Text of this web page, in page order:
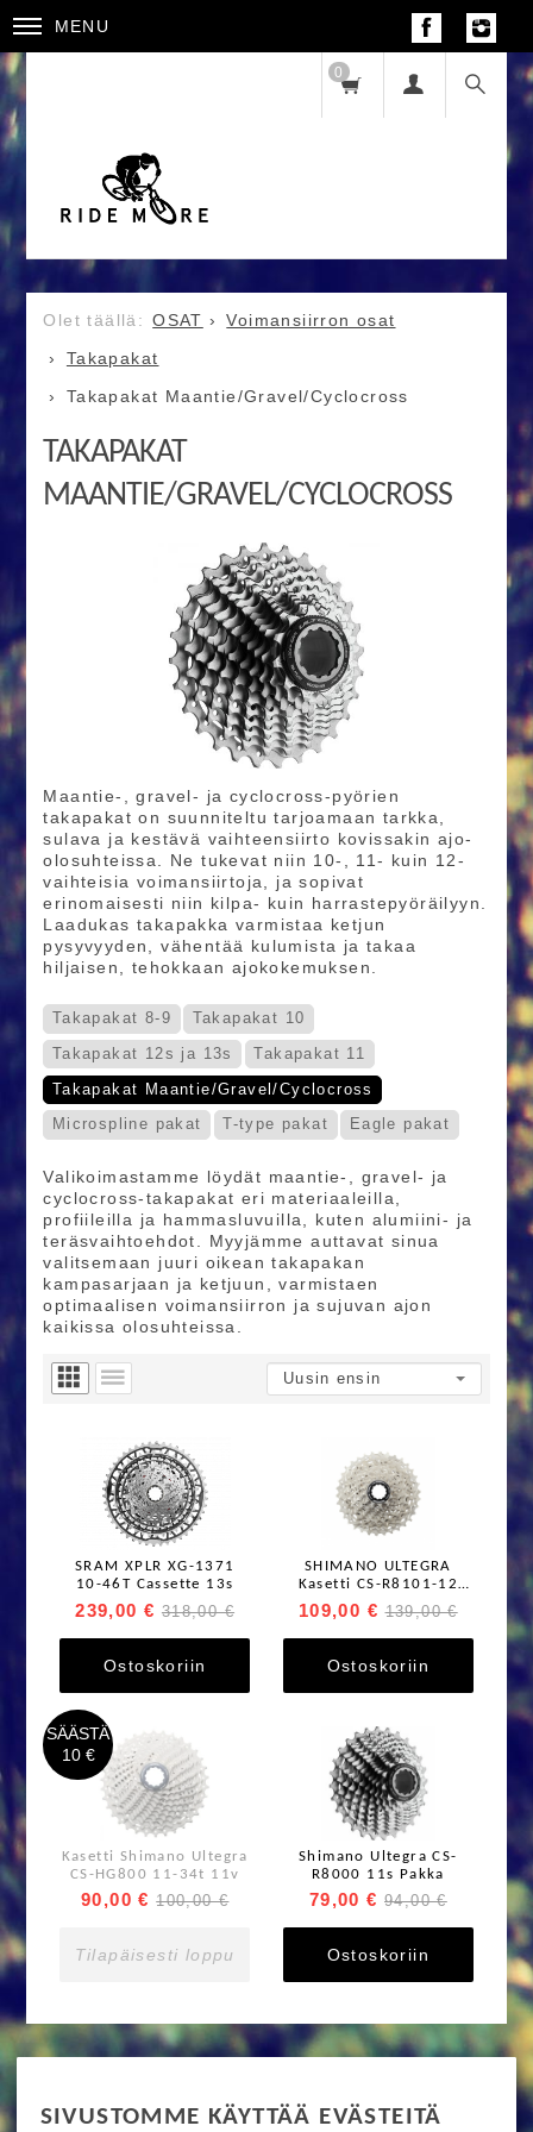
SIVUSTOMME KÄYTTÄÄ EVÄSTEITÄ
MENU
0
OSAT
Voimansiirron osat
Takapakat
Takapakat Maantie/Gravel/Cyclocross
TAKAPAKAT
MAANTIE/GRAVEL/CYCLOCROSS
Maantie-, gravel- ja cyclocross-pyörien
takapakat on suunniteltu tarjoamaan tarkka,
sulava ja kestävä vaihteensiirto kovissakin ajo-
olosuhteissa. Ne tukevat niin 10-, 11- kuin 12-
vaihteisia voimansiirtoja, ja sopivat
erinomaisesti niin kilpa- kuin harrastepyöräilyyn.
Laadukas takapakka varmistaa ketjun
pysyvyyden, vähentää kulumista ja takaa
hiljaisen, tehokkaan ajokokemuksen.
Takapakat 8-9
Takapakat 10
Takapakat 12s ja 13s
Takapakat 11
Takapakat Maantie/Gravel/Cyclocross
Microspline pakat
T-type pakat Eagle pakat
Valikoimastamme löydät maantie-, gravel- ja
cyclocross-takapakat eri materiaaleilla,
profiileilla ja hammasluvuilla, kuten alumiini- ja
teräsvaihtoehdot. Myyjämme auttavat sinua
valitsemaan juuri oikean takapakan
kampasarjaan ja ketjuun, varmistaen
optimaalisen voimansiirron ja sujuvan ajon
kaikissa olosuhteissa.
SRAM XPLR XG-1371
10-46T Cassette 13s
239,00 € 318,00 €
Ostoskoriin
SHIMANO ULTEGRA
Kasetti CS-R8101-12
12v
109,00 € 139,00 €
Ostoskoriin
SÄÄSTÄ
10 €
Kasetti Shimano Ultegra
CS-HG800 11-34t 11v
90,00 € 100,00 €
Tilapäisesti loppu
Shimano Ultegra CS-
R8000 11s Pakka
79,00 € 94,00 €
Ostoskoriin